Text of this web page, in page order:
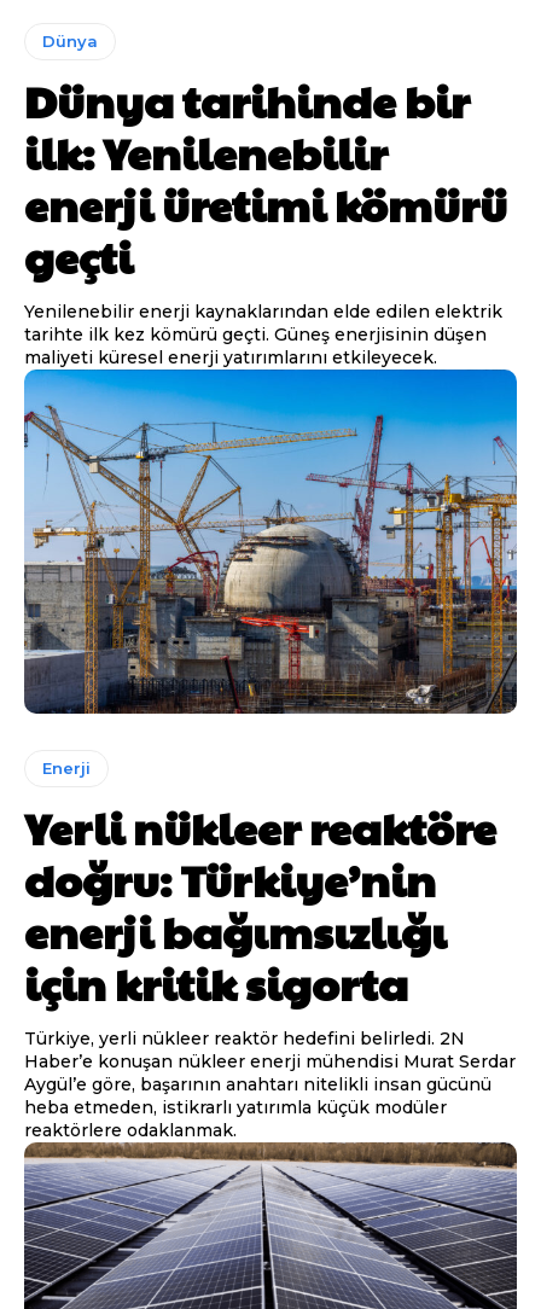
Dünya
Dünya tarihinde bir
ilk: Yenilenebilir
enerji üretimi kömürü
geçti
Yenilenebilir enerji kaynaklarından elde edilen elektrik
tarihte ilk kez kömürü geçti. Güneş enerjisinin düşen
maliyeti küresel enerji yatırımlarını etkileyecek.
Enerji
Yerli nükleer reaktöre
doğru: Türkiye’nin
enerji bağımsızlığı
için kritik sigorta
Türkiye, yerli nükleer reaktör hedefini belirledi. 2N
Haber’e konuşan nükleer enerji mühendisi Murat Serdar
Aygül’e göre, başarının anahtarı nitelikli insan gücünü
heba etmeden, istikrarlı yatırımla küçük modüler
reaktörlere odaklanmak.